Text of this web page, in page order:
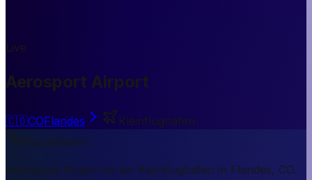
Live
Aerosport Airport
🇨🇴COFlandes
Kleinflughafen
Kurzantwort
Aerosport Airport ist ein Kleinflughafen in Flandes, CO.